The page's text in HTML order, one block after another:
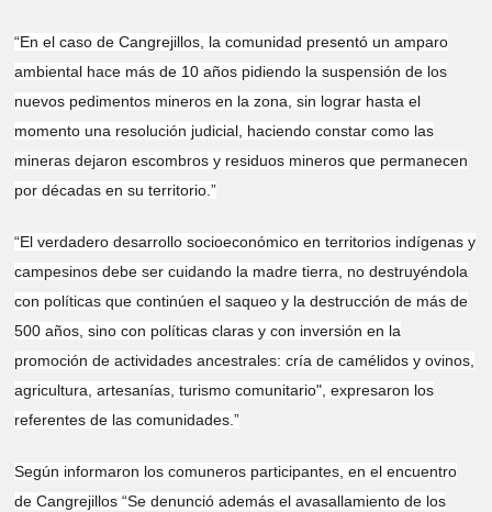
“En el caso de Cangrejillos, la comunidad presentó un amparo
ambiental hace más de 10 años pidiendo la suspensión de los
nuevos pedimentos mineros en la zona, sin lograr hasta el
momento una resolución judicial, haciendo constar como las
mineras dejaron escombros y residuos mineros que permanecen
por décadas en su territorio.”
“El verdadero desarrollo socioeconómico en territorios indígenas y
campesinos debe ser cuidando la madre tierra, no destruyéndola
con políticas que continúen el saqueo y la destrucción de más de
500 años, sino con políticas claras y con inversión en la
promoción de actividades ancestrales: cría de camélidos y ovinos,
agricultura, artesanías, turismo comunitario", expresaron los
referentes de las comunidades.”
Según informaron los comuneros participantes, en el encuentro
de Cangrejillos “Se denunció además el avasallamiento de los